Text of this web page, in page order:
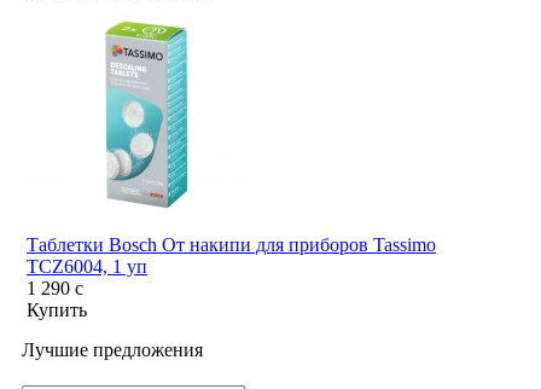
Таблетки Bosch От накипи для приборов Tassimo
TCZ6004, 1 уп
1 290c
Купить
Лучшие предложения